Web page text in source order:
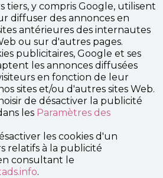
tiers, y compris Google, utilisent
diffuser des annonces en
antérieures des internautes
ou sur d'autres pages.
publicitaires, Google et ses
les annonces diffusées
en fonction de leur
sites et/ou d'autres sites Web.
de désactiver la publicité
les Paramètres des
les cookies d'un
relatifs à la publicité
consultant le
.